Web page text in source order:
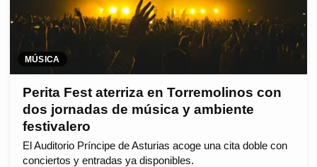
MÚSICA
Perita Fest aterriza en Torremolinos con
dos jornadas de música y ambiente
festivalero
El Auditorio Príncipe de Asturias acoge una cita doble con
conciertos y entradas ya disponibles.